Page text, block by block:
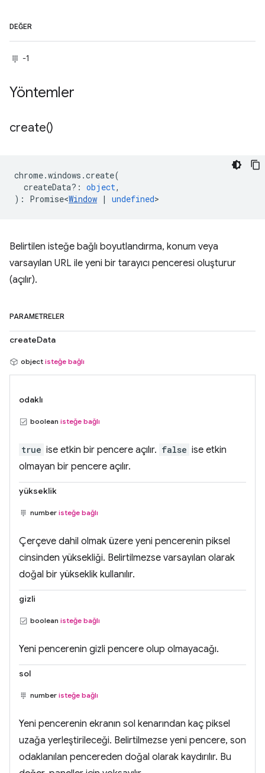
DEĞER
-1
Yöntemler
create()
chrome.windows .create(
createData? : object,
) : Promise<Window | undefined>
Belirtilen isteğe bağlı boyutlandırma, konum veya
varsayılan URL ile yeni bir tarayıcı penceresi oluşturur
(açılır).
PARAMETRELER
createData
object isteğe bağlı
odaklı
boolean isteğe bağlı
true ise etkin bir pencere açılır. false ise etkin
olmayan bir pencere açılır.
yükseklik
number isteğe bağlı
Çerçeve dahil olmak üzere yeni pencerenin piksel
cinsinden yüksekliği. Belirtilmezse varsayılan olarak
doğal bir yükseklik kullanılır.
gizli
boolean isteğe bağlı
Yeni pencerenin gizli pencere olup olmayacağı.
sol
number isteğe bağlı
Yeni pencerenin ekranın sol kenarından kaç piksel
uzağa yerleştirileceği. Belirtilmezse yeni pencere, son
odaklanılan pencereden doğal olarak kaydırılır. Bu